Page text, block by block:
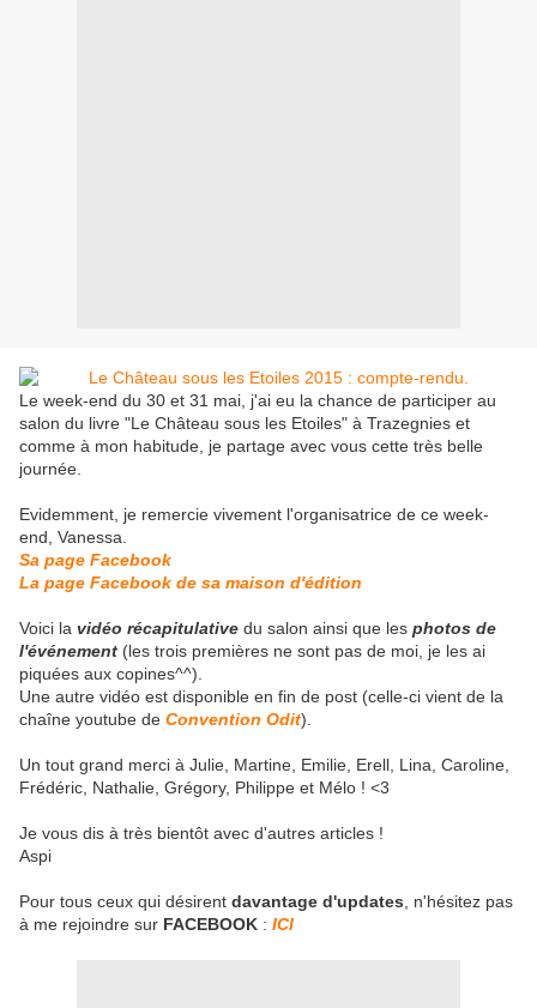
Le week-end du 30 et 31 mai, j'ai eu la chance de participer au
salon du livre "Le Château sous les Etoiles" à Trazegnies et
comme à mon habitude, je partage avec vous cette très belle
journée.
Evidemment, je remercie vivement l'organisatrice de ce week-
end, Vanessa.
Sa page Facebook
La page Facebook de sa maison d'édition
Voici la vidéo récapitulative du salon ainsi que les photos de
l'événement (les trois premières ne sont pas de moi, je les ai
piquées aux copines^^).
Une autre vidéo est disponible en fin de post (celle-ci vient de la
chaîne youtube de Convention Odit).
Un tout grand merci à Julie, Martine, Emilie, Erell, Lina, Caroline,
Frédéric, Nathalie, Grégory, Philippe et Mélo ! <3
Je vous dis à très bientôt avec d'autres articles !
Aspi
Pour tous ceux qui désirent davantage d'updates , n'hésitez pas
à me rejoindre sur FACEBOOK : ICI